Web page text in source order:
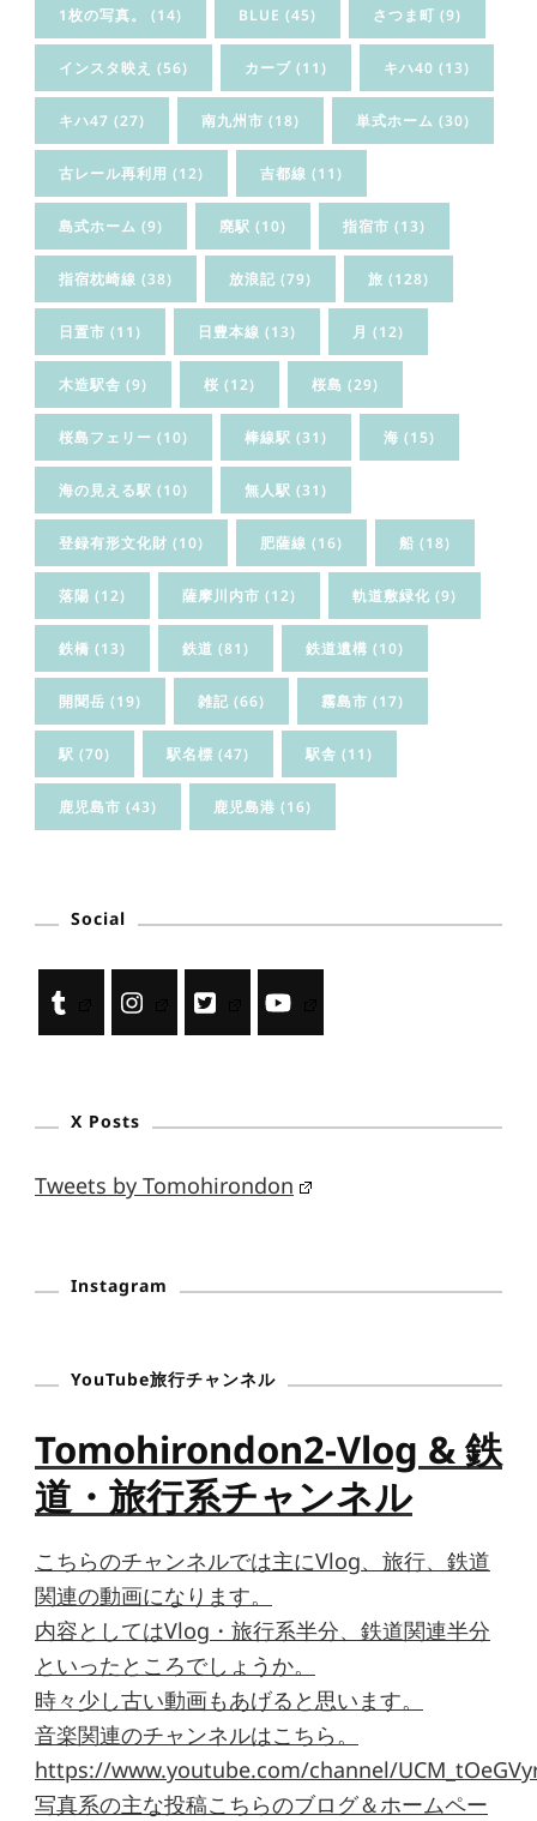
1枚の写真。 (14) BLUE (45) さつま町 (9)
インスタ映え (56) カーブ (11) キハ40 (13)
キハ47 (27) 南九州市 (18) 単式ホーム (30)
古レール再利用 (12) 吉都線 (11)
島式ホーム (9) 廃駅 (10) 指宿市 (13)
指宿枕崎線 (38) 放浪記 (79) 旅 (128)
日置市 (11) 日豊本線 (13) 月 (12)
木造駅舎 (9) 桜 (12) 桜島 (29)
桜島フェリー (10) 棒線駅 (31) 海 (15)
海の見える駅 (10) 無人駅 (31)
登録有形文化財 (10) 肥薩線 (16) 船 (18)
落陽 (12) 薩摩川内市 (12) 軌道敷緑化 (9)
鉄橋 (13) 鉄道 (81) 鉄道遺構 (10)
開聞岳 (19) 雑記 (66) 霧島市 (17)
駅 (70) 駅名標 (47) 駅舎 (11)
鹿児島市 (43) 鹿児島港 (16)
Social
X Posts
Tweets by Tomohirondon
Instagram
YouTube旅行チャンネル
Tomohirondon2-Vlog & 鉄
道・旅行系チャンネル
こちらのチャンネルでは主にVlog、旅行、鉄道
関連の動画になります。
内容としてはVlog・旅行系半分、鉄道関連半分
といったところでしょうか。
時々少し古い動画もあげると思います。
音楽関連のチャンネルはこちら。
https://www.youtube.com/channel/
写真系の主な投稿こちらのブログ＆ホームペー